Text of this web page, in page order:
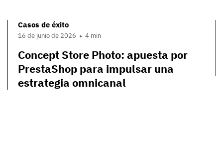
Casos de éxito
16 de junio de 2026 4 min
Concept Store Photo: apuesta por
PrestaShop para impulsar una
estrategia omnicanal